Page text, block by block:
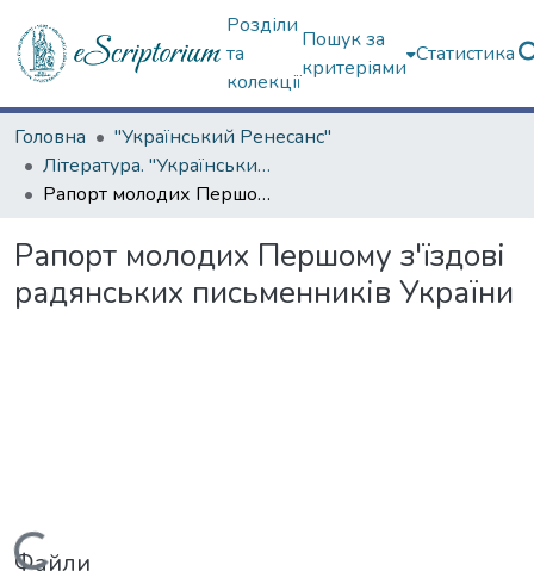
Розділи
та
колекції
Пошук за
критеріями
Статистика
Головна
"Український Ренесанс"
Література. "Український Ренесанс"
Рапорт молодих Першому з'їздові радянських письменників України
Рапорт молодих Першому з'їздові
радянських письменників України
Файли